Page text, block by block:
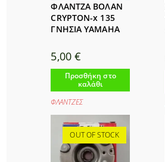
ΦΛΑΝΤΖΑ ΒΟΛΑΝ
CRYPTON-x 135
ΓΝΗΣΙΑ YAMAHA
5,00 €
Προσθήκη στο
καλάθι
ΦΛΑΝΤΖΕΣ
OUT OF STOCK